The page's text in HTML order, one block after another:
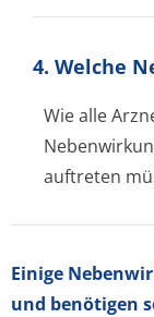
4. Welche
Wie alle
auftreten
Einige
und benötigen